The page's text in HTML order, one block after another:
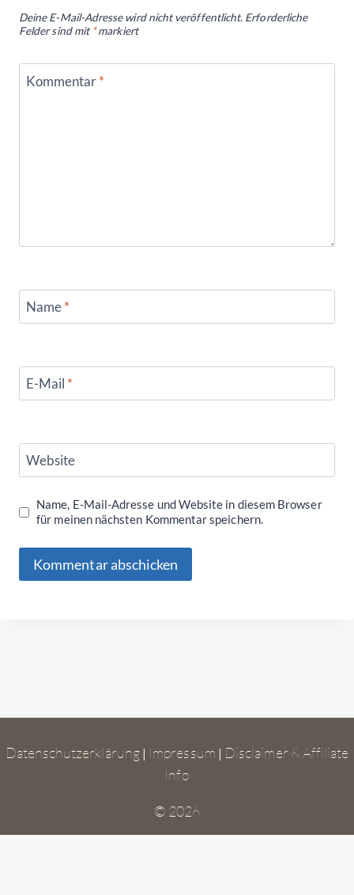
Deine E-Mail-Adresse wird nicht veröffentlicht. Erforderliche
Felder sind mit*markiert
Kommentar*
Name*
E-Mail *
Website
Name, E-Mail-Adresse und Website in diesem Browser
für meinen nächsten Kommentar speichern.
Datenschutzerklärung | Impressum | Disclaimer & Affiliate
Info
© 2026